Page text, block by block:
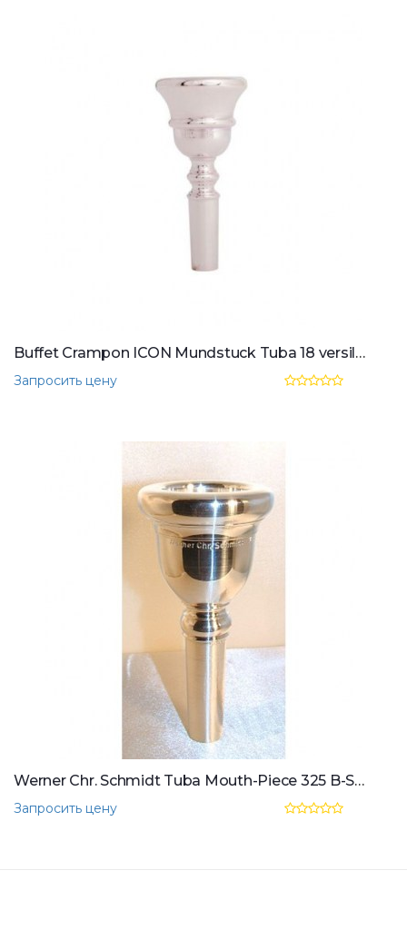
Buffet Crampon ICON Mundstuck Tuba 18 versilbert
Запросить цену
Werner Chr. Schmidt Tuba Mouth-Piece 325 B-Stock DEMO
Запросить цену